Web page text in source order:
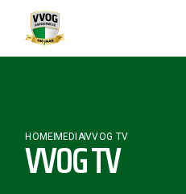
HOME MEDIAVVOG TV
VVOG TV